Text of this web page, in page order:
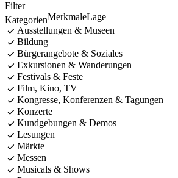
Filter
KategorienMerkmaleLage
Ausstellungen & Museen
Bildung
Bürgerangebote & Soziales
Exkursionen & Wanderungen
Festivals & Feste
Film, Kino, TV
Kongresse, Konferenzen & Tagungen
Konzerte
Kundgebungen & Demos
Lesungen
Märkte
Messen
Musicals & Shows